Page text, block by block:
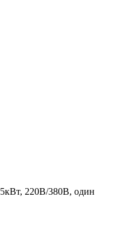
220В/380В, один